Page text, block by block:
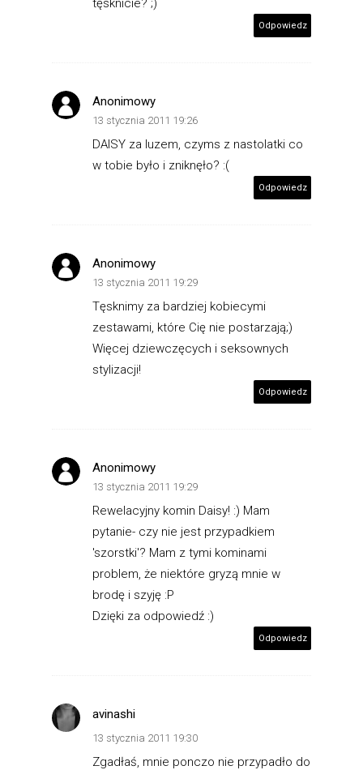
tęsknicie? ;)
Odpowiedz
Anonimowy
13 stycznia 2011 19:26
DAISY za luzem, czyms z nastolatki co
w tobie było i zniknęło? :(
Odpowiedz
Anonimowy
13 stycznia 2011 19:29
Tęsknimy za bardziej kobiecymi
zestawami, które Cię nie postarzają;)
Więcej dziewczęcych i seksownych
stylizacji!
Odpowiedz
Anonimowy
13 stycznia 2011 19:29
Rewelacyjny komin Daisy! :) Mam
pytanie- czy nie jest przypadkiem
'szorstki'? Mam z tymi kominami
problem, że niektóre gryzą mnie w
brodę i szyję :P
Dzięki za odpowiedź :)
Odpowiedz
avinashi
13 stycznia 2011 19:30
Zgadłaś, mnie ponczo nie przypadło do